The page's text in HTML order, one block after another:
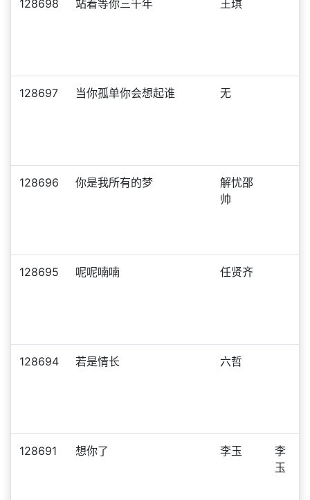
128698 站着等你三千年 王琪
128697 当你孤单你会想起谁 无
128696 你是我所有的梦
解忧邵
帅
128695 呢呢喃喃 任贤齐
128694 若是情长 六哲
128691 想你了 李玉
李
玉